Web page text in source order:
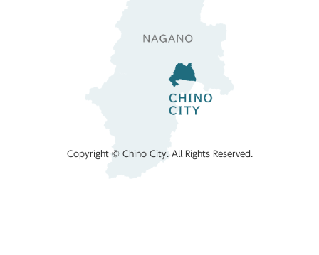
Copyright © Chino City. All Rights Reserved.